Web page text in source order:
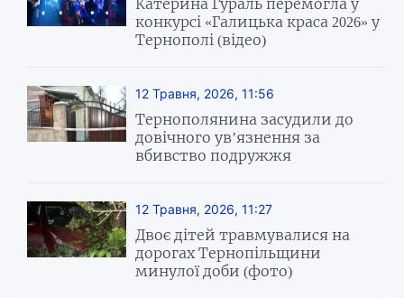
конкурсі «Галицька краса 2026» у
Тернополі (відео)
12 Травня, 2026, 11:56
Тернополянина засудили до
довічного ув’язнення за
вбивство подружжя
12 Травня, 2026, 11:27
Двоє дітей травмувалися на
дорогах Тернопільщини
минулої доби (фото)